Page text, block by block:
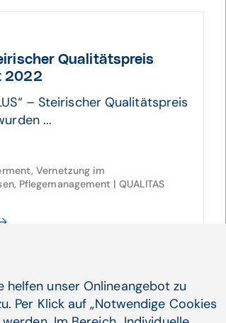
Qualitäts­preis
2022
– Steirischer Qualitätspreis
...
Vernetzung im
Pflegemanagement | QUALITAS
ver­hindert
unser Onlineangebot zu
Per Klick auf „Notwendige Cookies